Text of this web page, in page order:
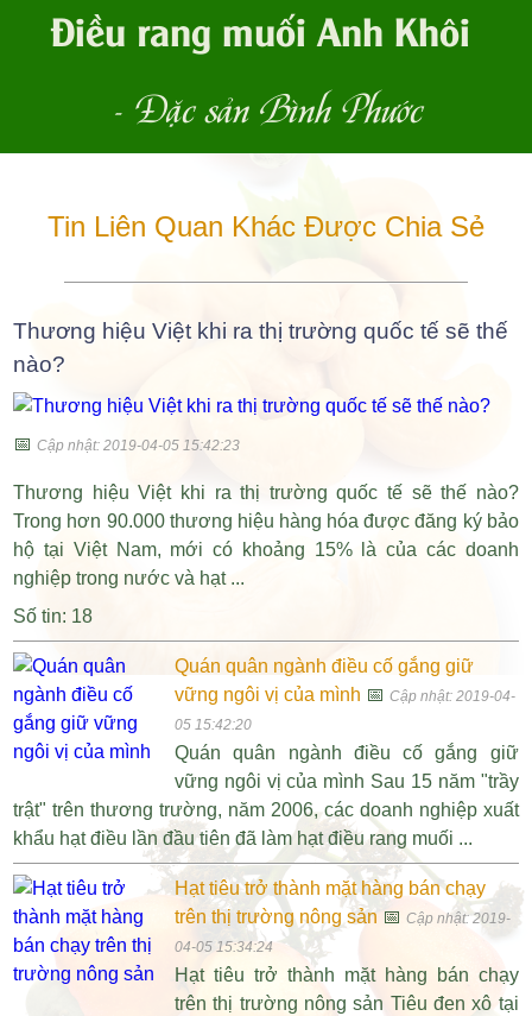
Điều rang muối Anh Khôi
- Đặc sản Bình Phước
Tin Liên Quan Khác Được Chia Sẻ
Thương hiệu Việt khi ra thị trường quốc tế sẽ thế
nào?
📅Cập nhật: 2019-04-05 15:42:23
Thương hiệu Việt khi ra thị trường quốc tế sẽ thế nào?
Trong hơn 90.000 thương hiệu hàng hóa được đăng ký bảo
hộ tại Việt Nam, mới có khoảng 15% là của các doanh
nghiệp trong nước và hạt ...
Số tin: 18
Quán quân ngành điều cố gắng giữ
vững ngôi vị của mình 📅 Cập nhật: 2019-04-
05 15:42:20
Quán quân ngành điều cố gắng giữ
vững ngôi vị của mình Sau 15 năm "trầy
trật" trên thương trường, năm 2006, các doanh nghiệp xuất
khẩu hạt điều lần đầu tiên đã làm hạt điều rang muối ...
Hạt tiêu trở thành mặt hàng bán chạy
trên thị trường nông sản 📅 Cập nhật: 2019-
04-05 15:34:24
Hạt tiêu trở thành mặt hàng bán chạy
trên thị trường nông sản Tiêu đen xô tại